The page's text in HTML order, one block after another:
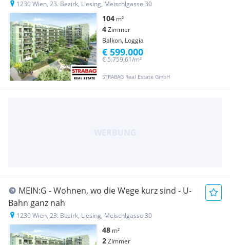
1230 Wien, 23. Bezirk, Liesing, Meischlgasse 30
104 m²
4Zimmer
Balkon, Loggia
STRABAG Real Estate GmbH
€ 5.759,61/m²
€ 599.000
MEIN:G - Wohnen, wo die Wege kurz sind - U-
Bahn ganz nah
1230 Wien, 23. Bezirk, Liesing, Meischlgasse 30
48 m²
2Zimmer